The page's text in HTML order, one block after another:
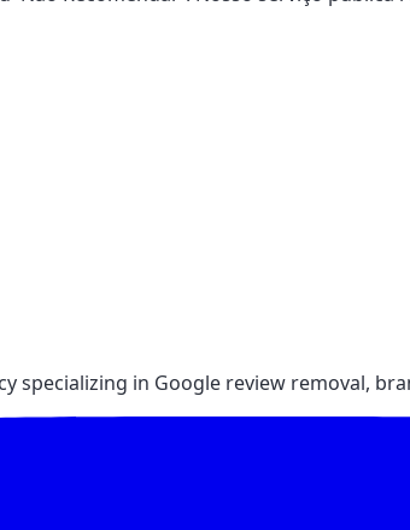
specializing in Google review removal,